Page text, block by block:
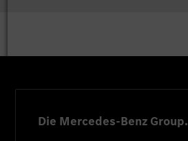
Die Mercedes-Benz Group.